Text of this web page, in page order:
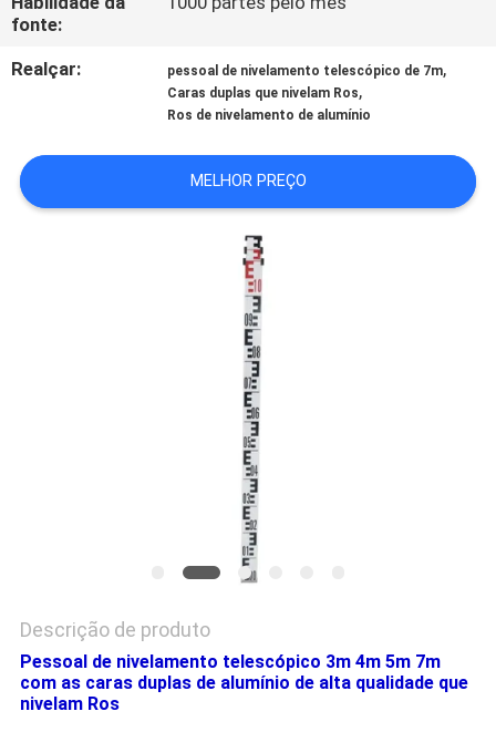
UMAS
CITAÇÕES
DO
SITE
fonte:
Realçar: pessoal de nivelamento telescópico de 7m,
Caras duplas que nivelam Ros,
Ros de nivelamento de alumínio
MELHOR PREÇO
Descrição de produto
Pessoal de nivelamento telescópico 3m 4m 5m 7m
com as caras duplas de alumínio de alta qualidade que
nivelam Ros